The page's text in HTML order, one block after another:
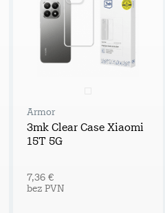
Armor
3mk Clear Case Xiaomi
15T 5G
7,36 €
bez PVN